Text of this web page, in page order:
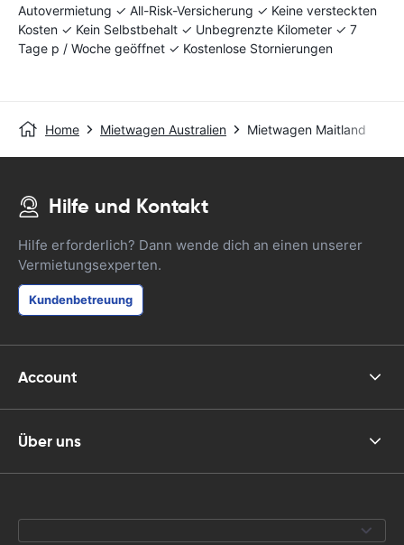
Autovermietung ✓ All-Risk-Versicherung ✓ Keine versteckten
Kosten ✓ Kein Selbstbehalt ✓ Unbegrenzte Kilometer ✓ 7
Tage p / Woche geöffnet ✓ Kostenlose Stornierungen
Home Mietwagen Australien Mietwagen Maitland
Hilfe und Kontakt
Hilfe erforderlich? Dann wende dich an einen unserer
Vermietungsexperten.
Kundenbetreuung
Account
Über uns